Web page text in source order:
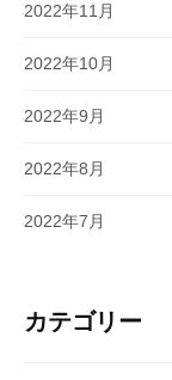
2022年11月
2022年10月
2022年9月
2022年8月
2022年7月
カテゴリー